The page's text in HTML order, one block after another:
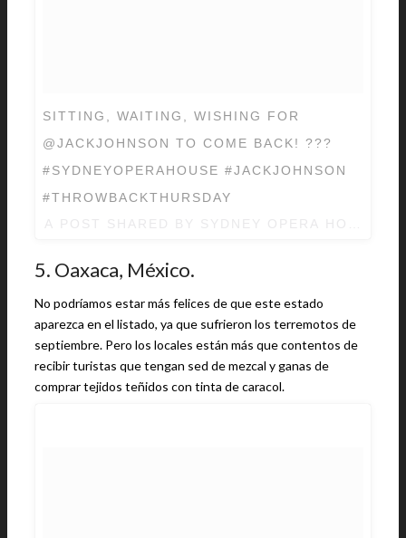
SITTING, WAITING, WISHING FOR
@JACKJOHNSON TO COME BACK! ???
#SYDNEYOPERAHOUSE #JACKJOHNSON
#THROWBACKTHURSDAY
5. Oaxaca, México.
No podríamos estar más felices de que este estado
aparezca en el listado, ya que sufrieron los terremotos de
septiembre. Pero los locales están más que contentos de
recibir turistas que tengan sed de mezcal y ganas de
comprar tejidos teñidos con tinta de caracol.